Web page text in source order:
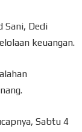
Sani, Dedi
keuangan.
Sabtu 4